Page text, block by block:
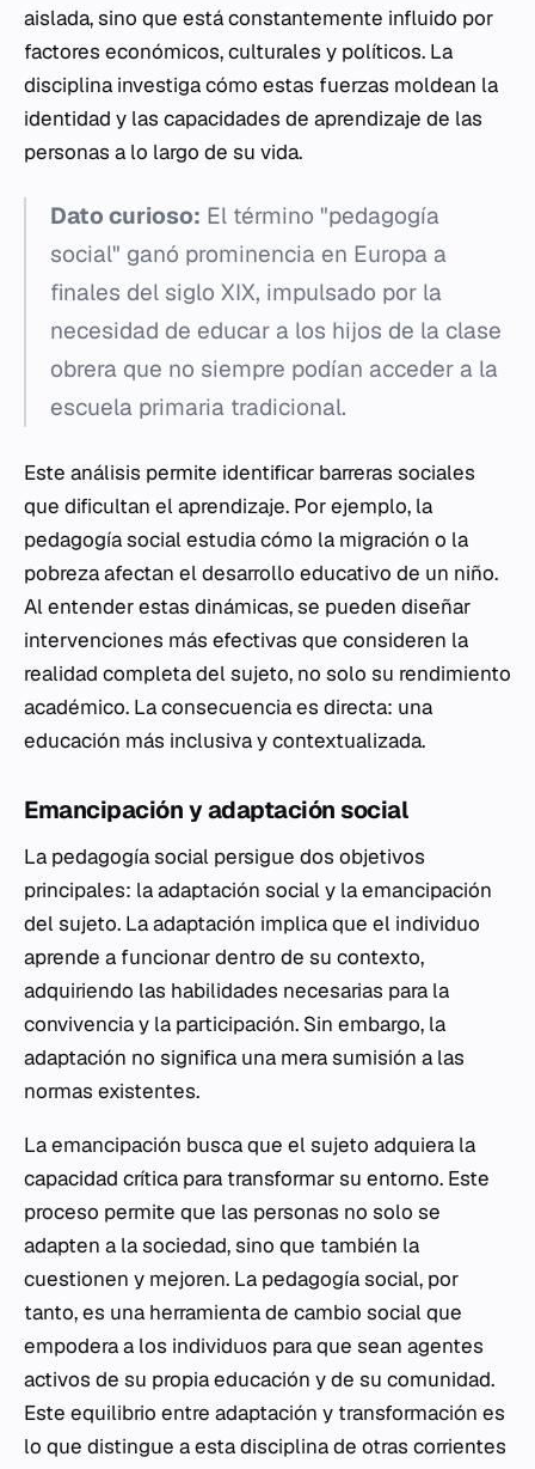
aislada, sino que está constantemente influido por
factores económicos, culturales y políticos. La
disciplina investiga cómo estas fuerzas moldean la
identidad y las capacidades de aprendizaje de las
personas a lo largo de su vida.
Dato curioso: El término "pedagogía
social" ganó prominencia en Europa a
finales del siglo XIX, impulsado por la
necesidad de educar a los hijos de la clase
obrera que no siempre podían acceder a la
escuela primaria tradicional.
Este análisis permite identificar barreras sociales
que dificultan el aprendizaje. Por ejemplo, la
pedagogía social estudia cómo la migración o la
pobreza afectan el desarrollo educativo de un niño.
Al entender estas dinámicas, se pueden diseñar
intervenciones más efectivas que consideren la
realidad completa del sujeto, no solo su rendimiento
académico. La consecuencia es directa: una
educación más inclusiva y contextualizada.
Emancipación y adaptación social
La pedagogía social persigue dos objetivos
principales: la adaptación social y la emancipación
del sujeto. La adaptación implica que el individuo
aprende a funcionar dentro de su contexto,
adquiriendo las habilidades necesarias para la
convivencia y la participación. Sin embargo, la
adaptación no significa una mera sumisión a las
normas existentes.
La emancipación busca que el sujeto adquiera la
capacidad crítica para transformar su entorno. Este
proceso permite que las personas no solo se
adapten a la sociedad, sino que también la
cuestionen y mejoren. La pedagogía social, por
tanto, es una herramienta de cambio social que
empodera a los individuos para que sean agentes
activos de su propia educación y de su comunidad.
Este equilibrio entre adaptación y transformación es
lo que distingue a esta disciplina de otras corrientes